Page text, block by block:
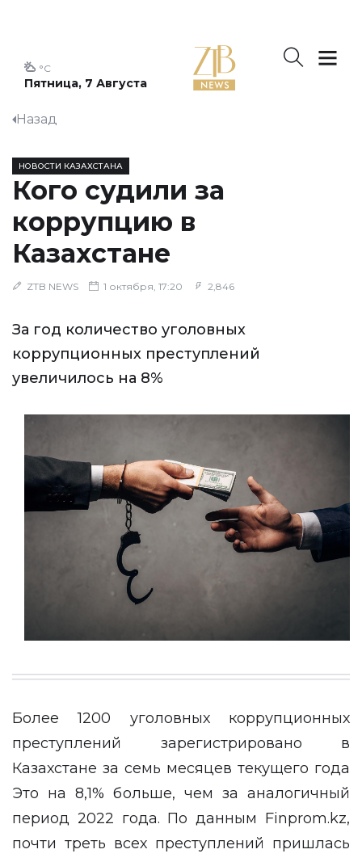
Пятница, 7 Августа
°C
Назад
НОВОСТИ КАЗАХСТАНА
Кого судили за
коррупцию в
Казахстане
ZTB NEWS 1 октября, 17:20 2,846
За год количество уголовных
коррупционных преступлений
увеличилось на 8%
Более 1200 уголовных коррупционных
преступлений зарегистрировано в
Казахстане за семь месяцев текущего года
Это на 8,1% больше, чем за аналогичный
период 2022 года. По данным Finprom.kz,
почти треть всех преступлений пришлась